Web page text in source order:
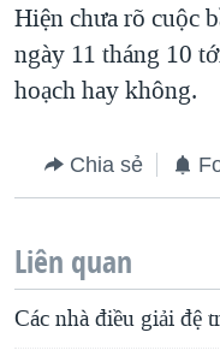
Hiện chưa rõ cuộc
ngày 11 tháng 10
hoạch hay không.
Chia sẻ
Liên quan
Các nhà điều giải đệ